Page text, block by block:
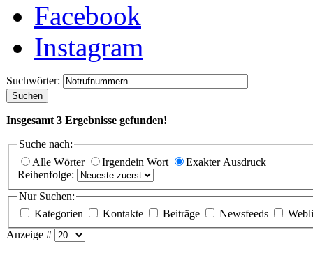
Facebook
Instagram
Suchwörter:
Suchen
Insgesamt 3 Ergebnisse gefunden!
Suche nach:
Alle Wörter
Irgendein Wort
Exakter Ausdruck
Reihenfolge:
Nur Suchen:
Kategorien
Kontakte Beiträge Newsfeeds
Anzeige #